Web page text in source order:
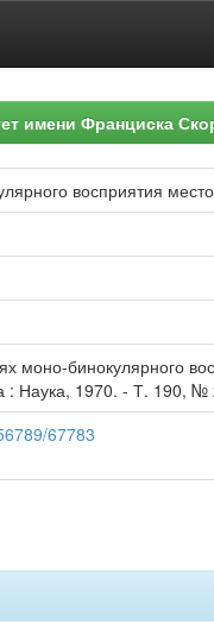
имени Франциска
восприятия
моно-бинокулярного
: Наука, 1970. - Т. 190, №
67783